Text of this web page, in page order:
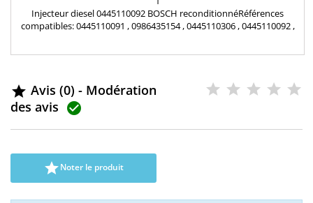
Injecteur diesel 0445110092 BOSCH reconditionnéRéférences
compatibles: 0445110091 , 0986435154 , 0445110306 , 0445110092 ,
 Avis (0) - Modération
des avis 
Noter le produit